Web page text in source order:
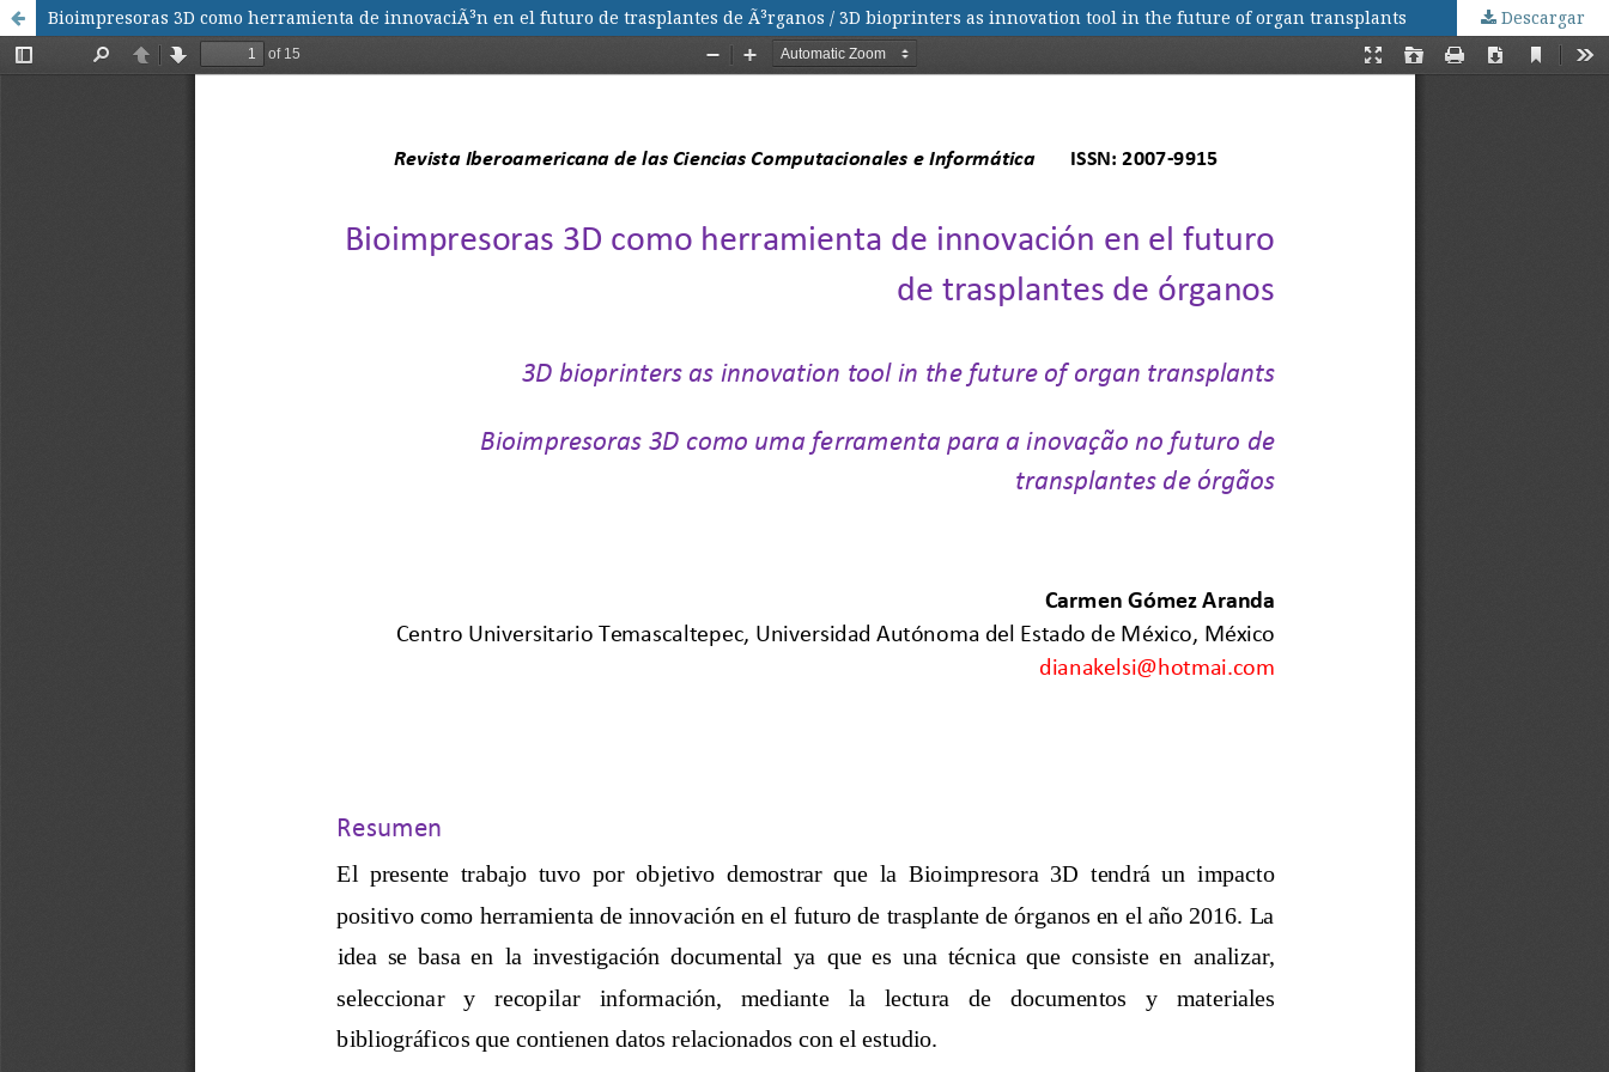
Bioimpresoras 3D como herramienta de innovaciÃ³n en el futuro de trasplantes de Ã³rganos / 3D bioprinters as innovation tool in the future of organ transplants Descargar